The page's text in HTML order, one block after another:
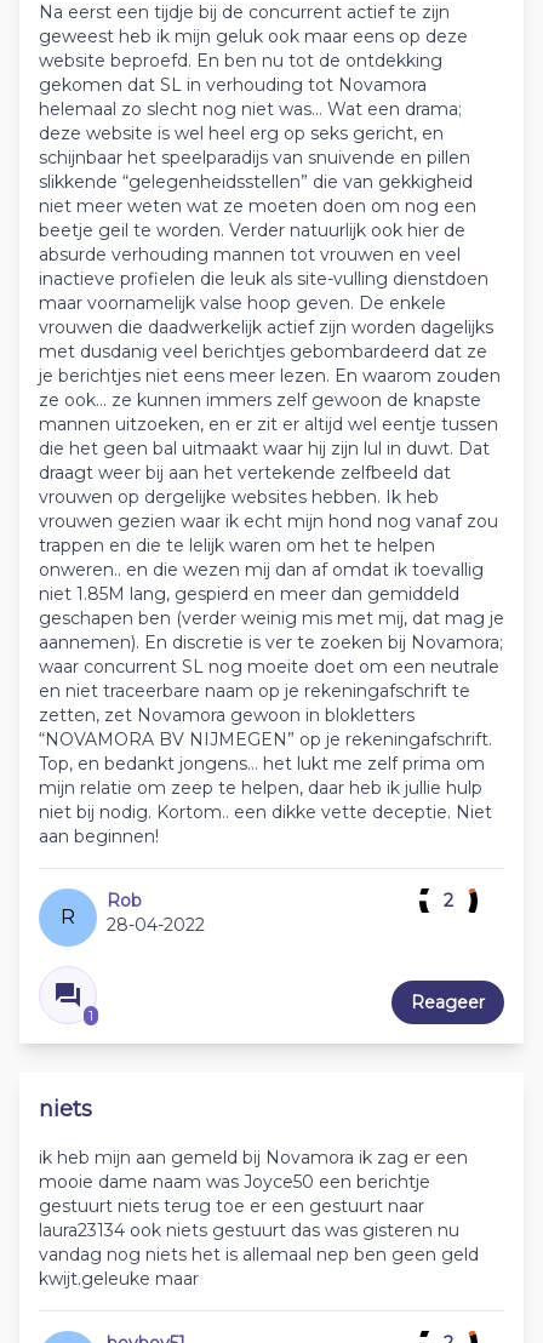
Na eerst een tijdje bij de concurrent actief te zijn
geweest heb ik mijn geluk ook maar eens op deze
website beproefd. En ben nu tot de ontdekking
gekomen dat SL in verhouding tot Novamora
helemaal zo slecht nog niet was… Wat een drama;
deze website is wel heel erg op seks gericht, en
schijnbaar het speelparadijs van snuivende en pillen
slikkende “gelegenheidsstellen” die van gekkigheid
niet meer weten wat ze moeten doen om nog een
beetje geil te worden. Verder natuurlijk ook hier de
absurde verhouding mannen tot vrouwen en veel
inactieve profielen die leuk als site-vulling dienstdoen
maar voornamelijk valse hoop geven. De enkele
vrouwen die daadwerkelijk actief zijn worden dagelijks
met dusdanig veel berichtjes gebombardeerd dat ze
je berichtjes niet eens meer lezen. En waarom zouden
ze ook… ze kunnen immers zelf gewoon de knapste
mannen uitzoeken, en er zit er altijd wel eentje tussen
die het geen bal uitmaakt waar hij zijn lul in duwt. Dat
draagt weer bij aan het vertekende zelfbeeld dat
vrouwen op dergelijke websites hebben. Ik heb
vrouwen gezien waar ik echt mijn hond nog vanaf zou
trappen en die te lelijk waren om het te helpen
onweren.. en die wezen mij dan af omdat ik toevallig
niet 1.85M lang, gespierd en meer dan gemiddeld
geschapen ben (verder weinig mis met mij, dat mag je
aannemen). En discretie is ver te zoeken bij Novamora;
waar concurrent SL nog moeite doet om een neutrale
en niet traceerbare naam op je rekeningafschrift te
zetten, zet Novamora gewoon in blokletters
“NOVAMORA BV NIJMEGEN” op je rekeningafschrift.
Top, en bedankt jongens… het lukt me zelf prima om
mijn relatie om zeep te helpen, daar heb ik jullie hulp
niet bij nodig. Kortom.. een dikke vette deceptie. Niet
aan beginnen!
R
Rob
28-04-2022
1
2
Reageer
niets
ik heb mijn aan gemeld bij Novamora ik zag er een
mooie dame naam was Joyce50 een berichtje
gestuurt niets terug toe er een gestuurt naar
laura23134 ook niets gestuurt das was gisteren nu
vandag nog niets het is allemaal nep ben geen geld
kwijt.geleuke maar